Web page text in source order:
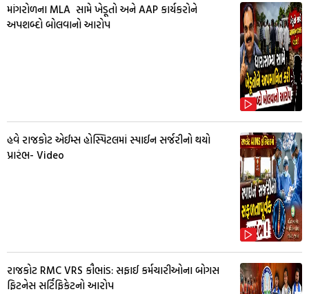
માંગરોળના MLA સામે ખેડૂતો અને AAP કાર્યકરોને
અપશબ્દો બોલવાનો આરોપ
હવે રાજકોટ એઈમ્સ હોસ્પિટલમાં સ્પાઈન સર્જરીનો થયો
પ્રારંભ- Video
રાજકોટ RMC VRS કૌભાંડ: સફાઈ કર્મચારીઓના બોગસ
ફિટનેસ સર્ટિફિકેટનો આરોપ